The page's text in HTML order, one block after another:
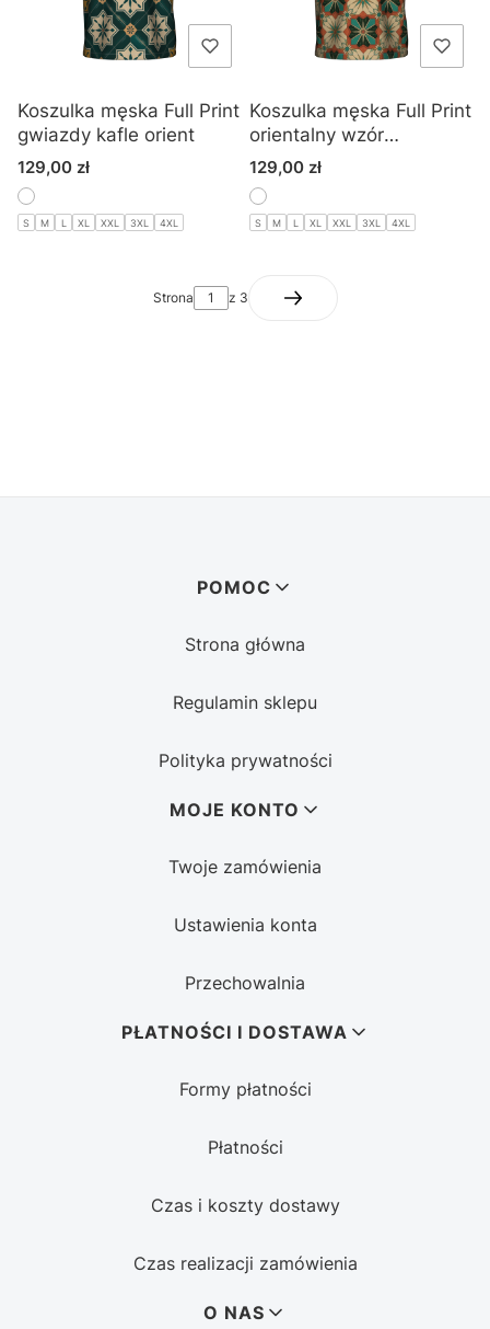
Koszulka męska Full Print
gwiazdy kafle orient
Cena
129,00 zł
S M L XL XXL 3XL 4XL
Koszulka męska Full Print
orientalny wzór
marokański
Cena
129,00 zł
S M L XL XXL 3XL 4XL
Strona z 3
POMOC
Strona główna
Regulamin sklepu
Polityka prywatności
MOJE KONTO
Twoje zamówienia
Ustawienia konta
Przechowalnia
PŁATNOŚCI I DOSTAWA
Formy płatności
Płatności
Czas i koszty dostawy
Czas realizacji zamówienia
O NAS